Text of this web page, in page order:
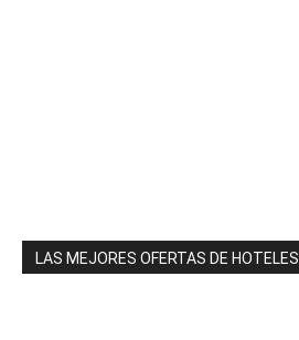
LAS MEJORES OFERTAS DE HOTELES